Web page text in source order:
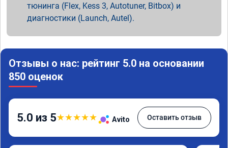
тюнинга (Flex, Kess 3, Autotuner, Bitbox) и
диагностики (Launch, Autel).
Отзывы о нас: рейтинг 5.0 на основании
850 оценок
5.0 из 5★★★★★ Avito Оставить отзыв